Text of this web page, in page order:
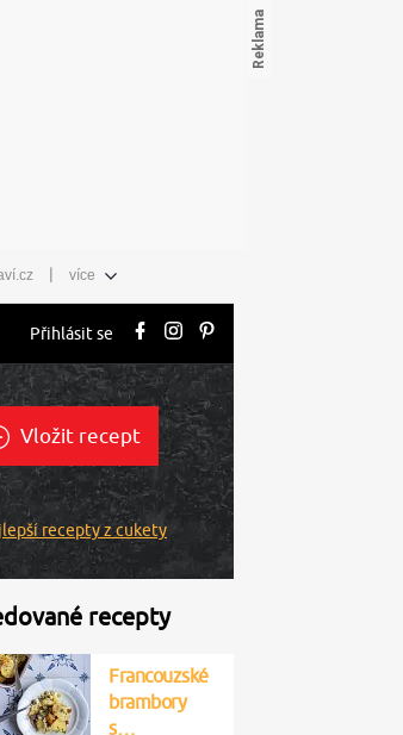
| více
Přihlásit se
Vložit recept
recepty z cukety
recepty
Francouzské
brambory
s…